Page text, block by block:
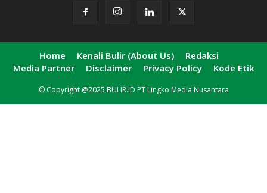
Home Kenali Bulir (About Us)
Redaksi
Media Partner
Disclaimer Privacy Policy Kode Etik
© Copyright @2025 BULIR.ID PT Lingko Media Nusantara